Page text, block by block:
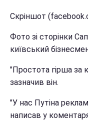
Скріншот
Фото зі сторінки
київський
"Простота гірша за
зазначив він.
"У нас Путіна
написав у